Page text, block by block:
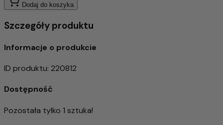
Dodaj do koszyka
Szczegóły produktu
Informacje o produkcie
ID produktu: 220812
Dostępność
Pozostała tylko 1 sztuka!